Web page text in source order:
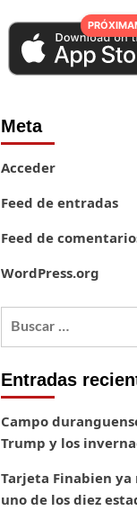
Meta
Acceder
Feed de entradas
Feed de
WordPress.org
Buscar:
Entradas
Campo
Trump y los
Tarjeta Finabien
uno de los diez